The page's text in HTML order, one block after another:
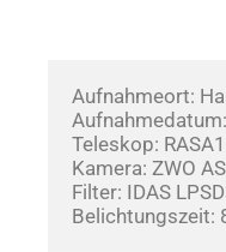
Aufnahmeort:
Teleskop:
Kamera: ZWO
Filter: IDAS
Belichtungszeit: